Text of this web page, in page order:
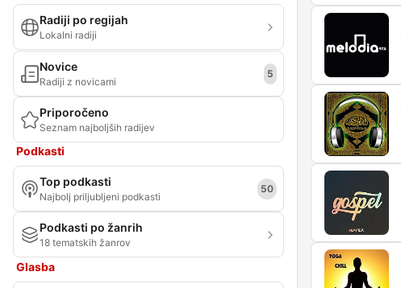
Radiji po regijah
Lokalni radiji
Novice
Radiji z novicami
5
Priporočeno
Seznam najboljših radijev
Podkasti
Top podkasti
Najbolj priljubljeni podkasti
50
Podkasti po žanrih
18 tematskih žanrov
Glasba